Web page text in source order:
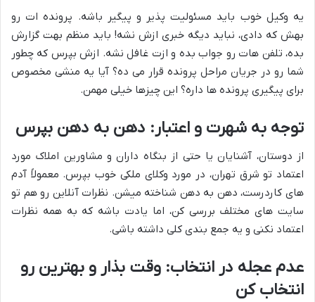
یه وکیل خوب باید مسئولیت پذیر و پیگیر باشه. پرونده ات رو
بهش که دادی، نباید دیگه خبری ازش نشه! باید منظم بهت گزارش
بده، تلفن هات رو جواب بده و ازت غافل نشه. ازش بپرس که چطور
شما رو در جریان مراحل پرونده قرار می ده؟ آیا یه منشی مخصوص
برای پیگیری پرونده ها داره؟ این چیزها خیلی مهمن.
توجه به شهرت و اعتبار: دهن به دهن بپرس
از دوستان، آشنایان یا حتی از بنگاه داران و مشاورین املاک مورد
اعتماد تو شرق تهران، در مورد وکلای ملکی خوب بپرس. معمولاً آدم
های کاردرست، دهن به دهن شناخته میشن. نظرات آنلاین رو هم تو
سایت های مختلف بررسی کن، اما یادت باشه که به همه نظرات
اعتماد نکنی و یه جمع بندی کلی داشته باشی.
عدم عجله در انتخاب: وقت بذار و بهترین رو
انتخاب کن